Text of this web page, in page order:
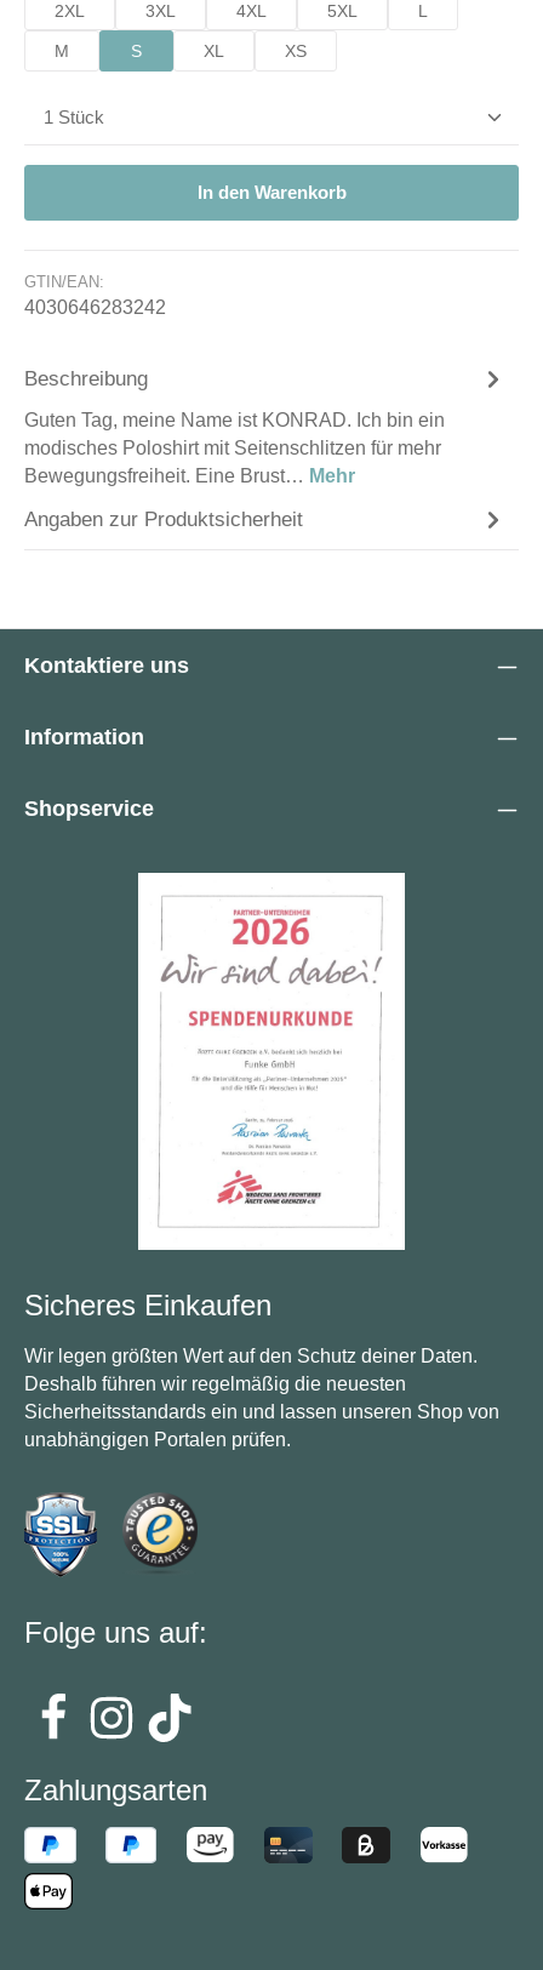
2XL 3XL 4XL 5XL L
M S XL XS
Produkt Anzahl: Gib den gewünschten Wert ein
In den Warenkorb
GTIN/EAN:
4030646283242
Beschreibung
Guten Tag, meine Name ist KONRAD. Ich bin ein
modisches Poloshirt mit Seitenschlitzen für mehr
Bewegungsfreiheit. Eine Brust… Mehr
Angaben zur Produktsicherheit
Kontaktiere uns
Information
Shopservice
Sicheres Einkaufen
Wir legen größten Wert auf den Schutz deiner Daten.
Deshalb führen wir regelmäßig die neuesten
Sicherheitsstandards ein und lassen unseren Shop von
unabhängigen Portalen prüfen.
Folge uns auf:
Zahlungsarten